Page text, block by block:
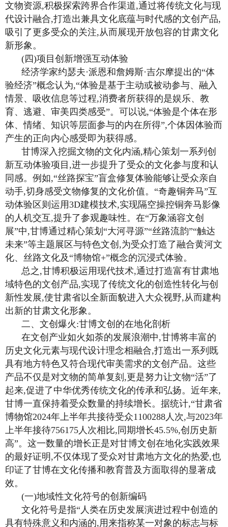
文物资源,积极探索跨界合作渠道,通过将传统文化与现
代设计融合,打造出兼具文化底蕴与时代感的文创产品,
吸引了更多受众的关注,从而展现开放包容的甘肃文化
新形象。
(四)项目创新增强互动体验
经济学家约瑟夫·派恩和詹姆斯·吉尔摩提出的“体
验经济”概念认为,“体验是基于主动或被动参与、融入
情景、吸收信息等过程,消费者所获得的是娱乐、教
育、逃避、审美四类感受”。可以说,“体验是个体在形
体、情绪、知识等层面参与的内在所得”,个体因体验而
产生的正向内心感受即为获得感。
甘博深入挖掘文物的文化内涵,精心策划一系列创
新互动体验项目,进一步提升了受众的文化参与度和认
同感。例如,“丝路探宝”盲盒修复体验能够让受众亲自
动手,切身感受文物修复的文化价值。“奇趣铜奔马”互
动体验区则运用3D建模技术,实现隔空操控铜奔马影像
的人机交互,提升了参观趣味性。在“万象涵容文创
展”中,甘博通过精心策划“大河寻源”“丝路流韵”“触达
未来”等主题展区与特色文创,为受众打造了融合黄河文
化、丝路文化及“博物馆+”概念的沉浸式体验。
总之,甘博积极运用现代技术,通过打造富有甘肃地
域特色的文创产品,实现了传统文化的创造性转化与创
新性发展,使甘肃省以全新面貌进入大众视野,从而建构
出新的甘肃文化形象。
二、文创爆火:甘博文创的在地化剖析
在文创产业如火如荼的发展浪潮中,甘博将丰富的
历史文化元素与现代设计理念相融合,打造出一系列既
具有地方特色又符合现代审美需求的文创产品。这些
产品不仅是对文物的简单复刻,更是努力让文物“活”了
起来,促进了中华优秀传统文化的传承和弘扬。近年来,
甘博一直保持着受众数量的持续增长。据统计,“甘肃省
博物馆2024年上半年共接待受众1100288人次,与2023年
上半年接待756175人次相比,同期增长45.5%,创历史新
高”。这一数量的增长正是对甘博文创在地化实践效果
的最好证明,不仅体现了受众对甘肃地方文化的热爱,也
印证了甘博在文化传播和教育普及方面取得的显著成
效。
(一)地域性文化符号的创新编码
文化符号是指“人类在历史发展演进过程中创造的
具有特殊意义和内涵的,用来指称某一对象的标志与标